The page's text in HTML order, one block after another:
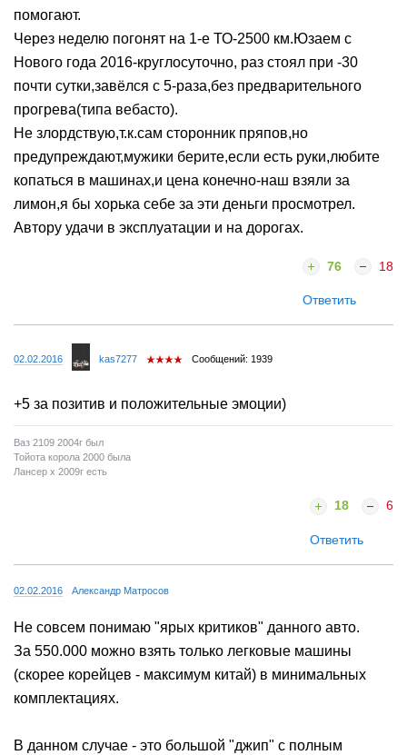
помогают.
Через неделю погонят на 1-е ТО-2500 км.Юзаем с
Нового года 2016-круглосуточно, раз стоял при -30
почти сутки,завёлся с 5-раза,без предварительного
прогрева(типа вебасто).
Не злордствую,т.к.сам сторонник пряпов,но
предупреждают,мужики берите,если есть руки,любите
копаться в машинах,и цена конечно-наш взяли за
лимон,я бы хорька себе за эти деньги просмотрел.
Автору удачи в эксплуатации и на дорогах.
76 18
Ответить
02.02.2016 kas7277 Сообщений: 1939
+5 за позитив и положительные эмоции)
Ваз 2109 2004г был
Тойота корола 2000 была
Лансер х 2009г есть
18 6
Ответить
02.02.2016 Александр Матросов
Не совсем понимаю "ярых критиков" данного авто.
За 550.000 можно взять только легковые машины
(скорее корейцев - максимум китай) в минимальных
комплектациях.
В данном случае - это большой "джип" с полным